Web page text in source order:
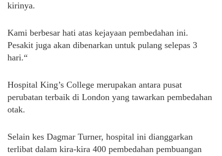
kirinya.
Kami berbesar hati atas kejayaan pembedahan ini.
Pesakit juga akan dibenarkan untuk pulang selepas 3
hari.“
Hospital King’s College merupakan antara pusat
perubatan terbaik di London yang tawarkan pembedahan
otak.
Selain kes Dagmar Turner, hospital ini dianggarkan
terlibat dalam kira-kira 400 pembedahan pembuangan